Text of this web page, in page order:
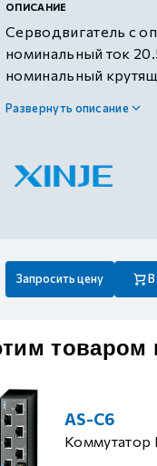
ОПИСАНИЕ
Серводвигатель с
номинальный ток
номинальный
Развернуть описание
Запросить цену В
товаром
AS-C6
Коммутатор